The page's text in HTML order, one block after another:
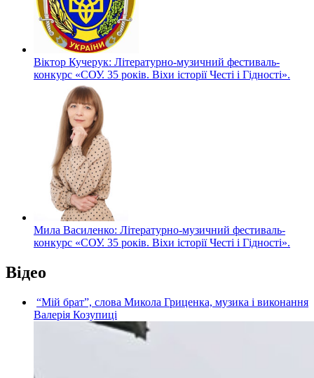
Віктор Кучерук: Літературно-музичний фестиваль-
конкурс «СОУ. 35 років. Віхи історії Честі і Гідності».
Мила Василенко: Літературно-музичний фестиваль-
конкурс «СОУ. 35 років. Віхи історії Честі і Гідності».
Відео
“Мій брат”, слова Микола Гриценка, музика і виконання
Валерія Козупиці